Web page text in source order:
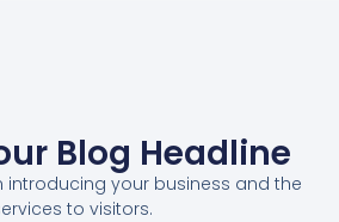
Blog Headline
introducing your business and the
to visitors.